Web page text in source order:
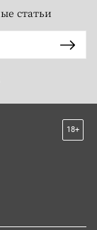
статьи
18+